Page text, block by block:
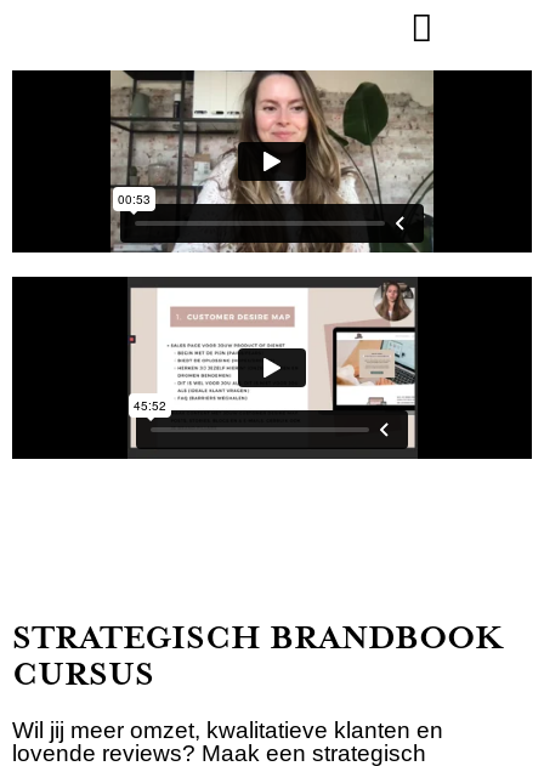
STRATEGISCH BRANDBOOK
CURSUS
Wil jij meer omzet, kwalitatieve klanten en
lovende reviews? Maak een strategisch